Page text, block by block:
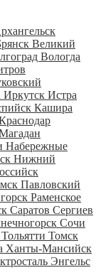
Великий
Вологда
Иркутск Истра
Кашира
Набережные
Нижний
Павловский
Раменское
Саратов Сергиев
Сочи
Тольятти Томск
Ханты-Мансийск
Энгельс